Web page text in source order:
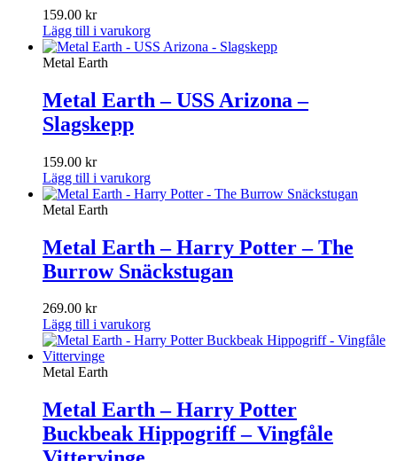
159.00 kr
Lägg till i varukorg
Metal Earth
Metal Earth – USS Arizona –
Slagskepp
159.00 kr
Lägg till i varukorg
Metal Earth
Metal Earth – Harry Potter – The
Burrow Snäckstugan
269.00 kr
Lägg till i varukorg
Metal Earth
Metal Earth – Harry Potter
Buckbeak Hippogriff – Vingfåle